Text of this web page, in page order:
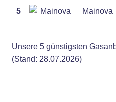
5 Mainova
Unsere 5 günstigsten
(Stand: 28.07.2026)